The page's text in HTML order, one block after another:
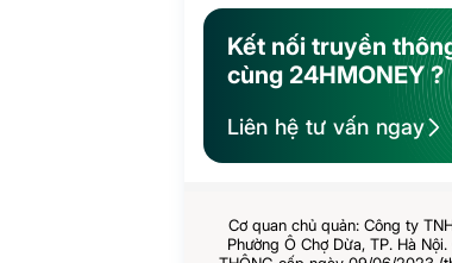
Kết nối truyền
cùng 24HMONEY ?
Liên hệ tư vấn ngay
Cơ quan chủ quản: Công ty
Phường Ô Chợ Dừa, TP. Hà